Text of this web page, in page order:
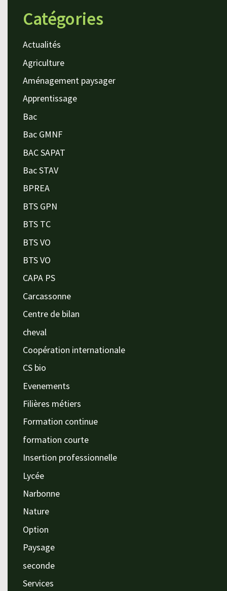
Catégories
Actualités
Agriculture
Aménagement paysager
Apprentissage
Bac
Bac GMNF
BAC SAPAT
Bac STAV
BPREA
BTS GPN
BTS TC
BTS VO
BTS VO
CAPA PS
Carcassonne
Centre de bilan
cheval
Coopération internationale
CS bio
Evenements
Filières métiers
Formation continue
formation courte
Insertion professionnelle
Lycée
Narbonne
Nature
Option
Paysage
seconde
Services